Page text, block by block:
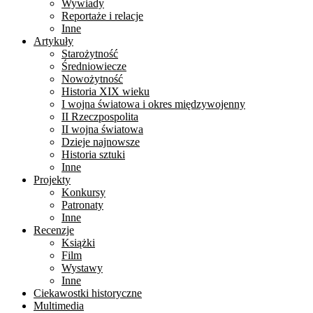
Wywiady
Reportaże i relacje
Inne
Artykuły
Starożytność
Średniowiecze
Nowożytność
Historia XIX wieku
I wojna światowa i okres międzywojenny
II Rzeczpospolita
II wojna światowa
Dzieje najnowsze
Historia sztuki
Inne
Projekty
Konkursy
Patronaty
Inne
Recenzje
Książki
Film
Wystawy
Inne
Ciekawostki historyczne
Multimedia